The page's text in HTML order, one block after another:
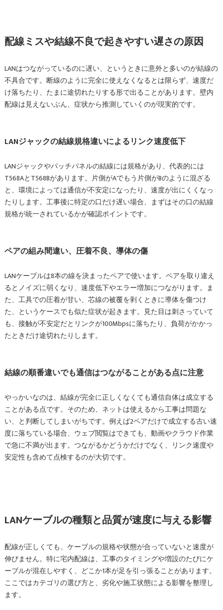
配線ミスや結線不良で起きやすい遅さの原因
LANはつながっているのに遅い、というときに意外と多いのが結線の
不具合です。断線のように完全に使えなくなるとは限らず、速度だ
け落ちたり、たまに途切れたりする形で出ることがあります。壁内
配線は見えないぶん、症状から推測していくのが現実的です。
LANジャックの結線規格違いによるリンク速度低下
LANジャックやパッチパネルの結線には規格があり、代表的には
T568AとT568Bがあります。片側がAでもう片側がBのように混ざる
と、環境によっては通信が不安定になったり、速度が出にくくなっ
たりします。工事後に特定の口だけ遅い場合、まずはその口の結線
規格が統一されているかが確認ポイントです。
ペアの組み間違い、圧着不良、導体の傷
LANケーブルは8本の線を決まったペアで使います。ペアを取り違え
るとノイズに弱くなり、速度低下やエラー増加につながります。ま
た、工具での圧着が甘い、芯線の被覆を剥くときに導体を傷つけ
た、というケースでも似た症状が起きます。見た目は刺さっていて
も、接触が不安定だとリンクが100Mbpsに落ちたり、負荷がかかっ
たときだけ途切れたりします。
結線の順番違いでも通信はつながることがある点に注意
やっかいなのは、結線が完全に正しくなくても通信自体は成立する
ことがある点です。そのため、ネットは使えるから工事は問題な
い、と判断してしまいがちです。例えば2ペアだけで成立する古い速
度に落ちている場合、ウェブ閲覧はできても、動画やクラウド作業
で急に不満が出ます。つながるかどうかだけでなく、リンク速度や
安定性も含めて点検するのが大切です。
LANケーブルの種類と品質が速度に与える影響
配線が正しくても、ケーブルの規格や状態が合っていないと速度が
伸びません。特に宅内配線は、工事のタイミングや増設のたびにケ
ーブルが混在しやすく、どこか1本が足を引っ張ることがあります。
ここではカテゴリの選び方と、劣化や施工状態による影響を整理し
ます。